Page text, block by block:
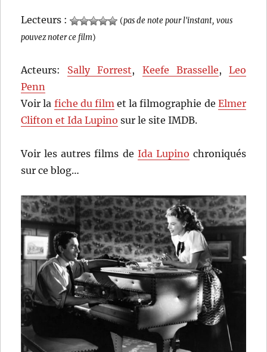
Lecteurs : (pas de note pour l'instant, vous
pouvez noter ce film)
Acteurs: Sally Forrest, Keefe Brasselle, Leo
Penn
Voir la fiche du filmet la filmographie de Elmer
Clifton et Ida Lupino sur le site IMDB.
Voir les autres films de Ida Lupino chroniqués
sur ce blog…